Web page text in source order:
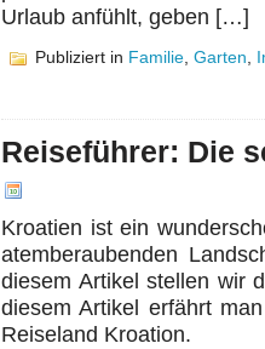
Urlaub anfühlt, geben […]
Publiziert in Familie Garten
Reiseführer: Die
Kroatien ist ein
atemberaubenden
diesem Artikel stellen wir
diesem Artikel erfährt
Reiseland Kroation.